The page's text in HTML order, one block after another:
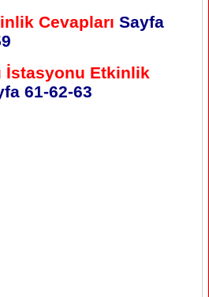
Cevapları Sayfa
İstasyonu Etkinlik
61-62-63